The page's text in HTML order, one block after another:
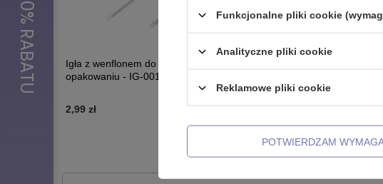
Igła z wenflonem do piercingu w sterylnym
opakowaniu - IG-001
2,99 zł
Funkcjonalne pliki cookie
Analityczne pliki cookie
Reklamowe pliki cookie
POTWIERDZAM